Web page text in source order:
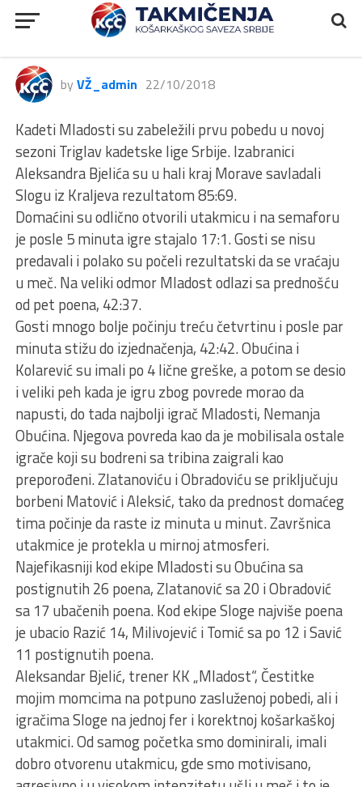
TRIGLAV KLS, Mladost – Sloga,
85:69
by VŽ_admin 22/10/2018
Kadeti Mladosti su zabeležili prvu pobedu u novoj
sezoni Triglav kadetske lige Srbije. Izabranici
Aleksandra Bjelića su u hali kraj Morave savladali
Slogu iz Kralјeva rezultatom 85:69.
Domaćini su odlično otvorili utakmicu i na semaforu
je posle 5 minuta igre stajalo 17:1. Gosti se nisu
predavali i polako su počeli rezultatski da se vraćaju
u meč. Na veliki odmor Mladost odlazi sa prednošću
od pet poena, 42:37.
Gosti mnogo bolјe počinju treću četvrtinu i posle par
minuta stižu do izjednačenja, 42:42. Obućina i
Kolarević su imali po 4 lične greške, a potom se desio
i veliki peh kada je igru zbog povrede morao da
napusti, do tada najbolјi igrač Mladosti, Nemanja
Obućina. Nјegova povreda kao da je mobilisala ostale
igrače koji su bodreni sa tribina zaigrali kao
preporođeni. Zlatanoviću i Obradoviću se priklјučuju
borbeni Matović i Aleksić, tako da prednost domaćeg
tima počinje da raste iz minuta u minut. Završnica
utakmice je protekla u mirnoj atmosferi.
Najefikasniji kod ekipe Mladosti su Obućina sa
postignutih 26 poena, Zlatanović sa 20 i Obradović
sa 17 ubačenih poena. Kod ekipe Sloge najviše poena
je ubacio Razić 14, Milivojević i Tomić sa po 12 i Savić
11 postignutih poena.
Aleksandar Bjelić, trener KK „Mladost“, Čestitke
mojim momcima na potpuno zasluženoj pobedi, ali i
igračima Sloge na jednoj fer i korektnoj košarkaškoj
utakmici. Od samog početka smo dominirali, imali
dobro otvorenu utakmicu, gde smo motivisano,